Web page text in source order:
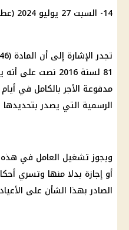
14- السبت 27 يوليو 2024 (عطلة رسمية براتب كامل).
81 لسنة 2016
مدفوعة الأجر بالكامل في
الرسمية التي يصدر
ويجوز تشغيل العامل في هذه
أو إجازة بدلا منها وتسري
الصادر بهذا الشأن على